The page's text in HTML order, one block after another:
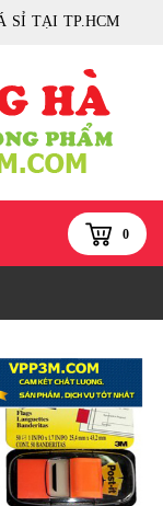
SỈ TẠI TP.HCM
0